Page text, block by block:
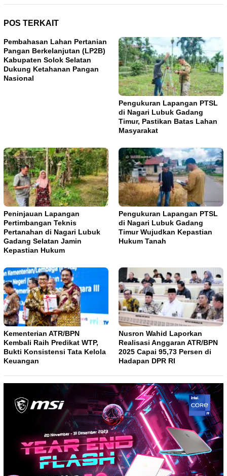
POS TERKAIT
Pembahasan Lahan Pertanian
Pangan Berkelanjutan (LP2B)
Kabupaten Solok Selatan
Dukung Ketahanan Pangan
Nasional
Pengukuran Lapangan PTSL
di Nagari Lubuk Gadang
Timur, Pastikan Batas Lahan
Masyarakat
Peninjauan Lapangan
Pertimbangan Teknis
Pertanahan di Nagari Lubuk
Gadang Selatan Jamin
Kepastian Hukum
Pengukuran Lapangan PTSL
di Nagari Lubuk Gadang
Timur Wujudkan Kepastian
Hukum Tanah
Kementerian ATR/BPN
Kembali Raih Predikat WTP,
Bukti Konsistensi Tata Kelola
Keuangan
Nusron Wahid Laporkan
Realisasi Anggaran ATR/BPN
2025 Capai 95,73 Persen di
Hadapan DPR RI